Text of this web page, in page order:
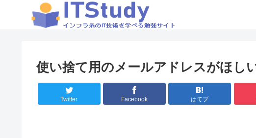
使い捨て用のメールアドレスがほし
Twitter Facebook はてブ